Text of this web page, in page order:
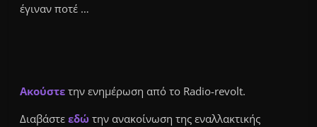
έγιναν ποτέ …
Ακούστε την ενημέρωση από το Radio-revolt.
Διαβάστεεδώ την ανακοίνωση της εναλλακτικής